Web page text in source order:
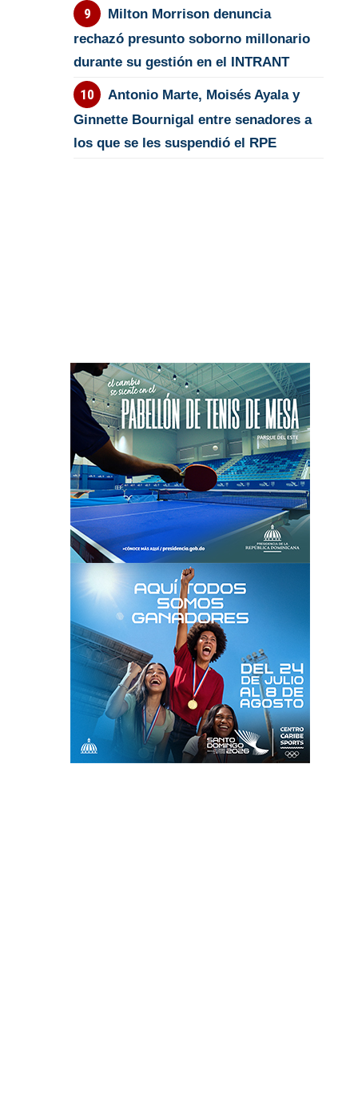
Milton Morrison denuncia
rechazó presunto soborno millonario
durante su gestión en el INTRANT
Antonio Marte, Moisés Ayala y
Ginnette Bournigal entre senadores a
los que se les suspendió el RPE